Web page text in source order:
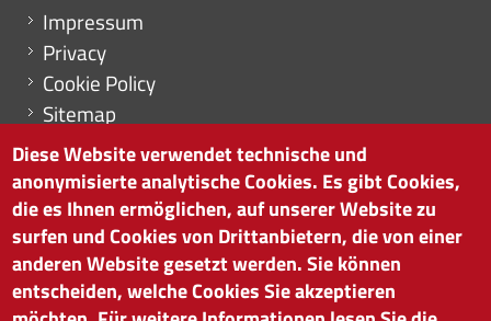
Menu footer
Impressum
Privacy
Cookie Policy
Sitemap
Cookie-Einstellungen
HANDELSKAMMER BOZEN
Südtiroler Straße 60 | I-39100 Bozen
Diese Website verwendet technische und
anonymisierte analytische Cookies. Es gibt Cookies,
die es Ihnen ermöglichen, auf unserer Website zu
surfen und Cookies von Drittanbietern, die von einer
anderen Website gesetzt werden. Sie können
entscheiden, welche Cookies Sie akzeptieren